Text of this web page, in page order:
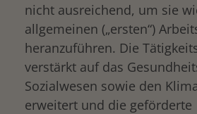
nicht ausreichend, um sie
allgemeinen („ersten“)
heranzuführen. Die
verstärkt auf das
Sozialwesen sowie den
erweitert und die geförderte